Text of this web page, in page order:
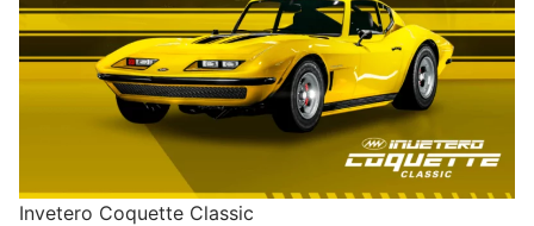
Invetero Coquette Classic